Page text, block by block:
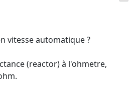
vitesse automatique ?
(reactor) à l'ohmetre,